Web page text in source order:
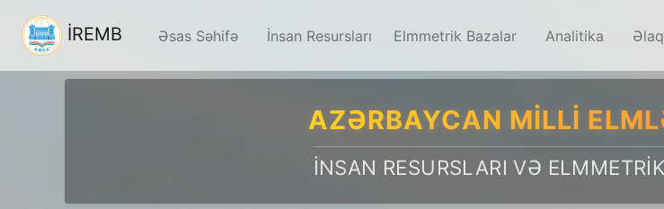
İREMB Əsas Səhifə İnsan Resursları Elmmetrik Bazalar Analitika
AZƏRBAYCAN MILLI
İNSAN RESURSLARI VƏ